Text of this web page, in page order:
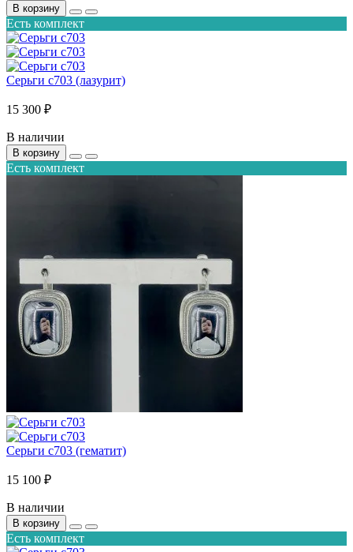
В корзину
Есть комплект
Серьги с703 (лазурит)
15 300 ₽
В наличии
В корзину
Есть комплект
Серьги с703 (гематит)
15 100 ₽
В наличии
В корзину
Есть комплект